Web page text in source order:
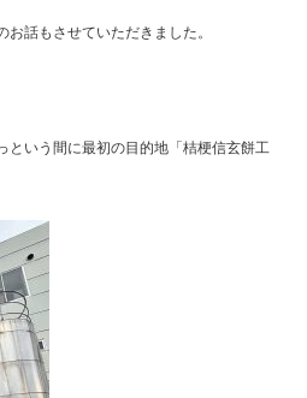
話もさせていただきました。
という間に最初の目的地「桔梗信玄餅工